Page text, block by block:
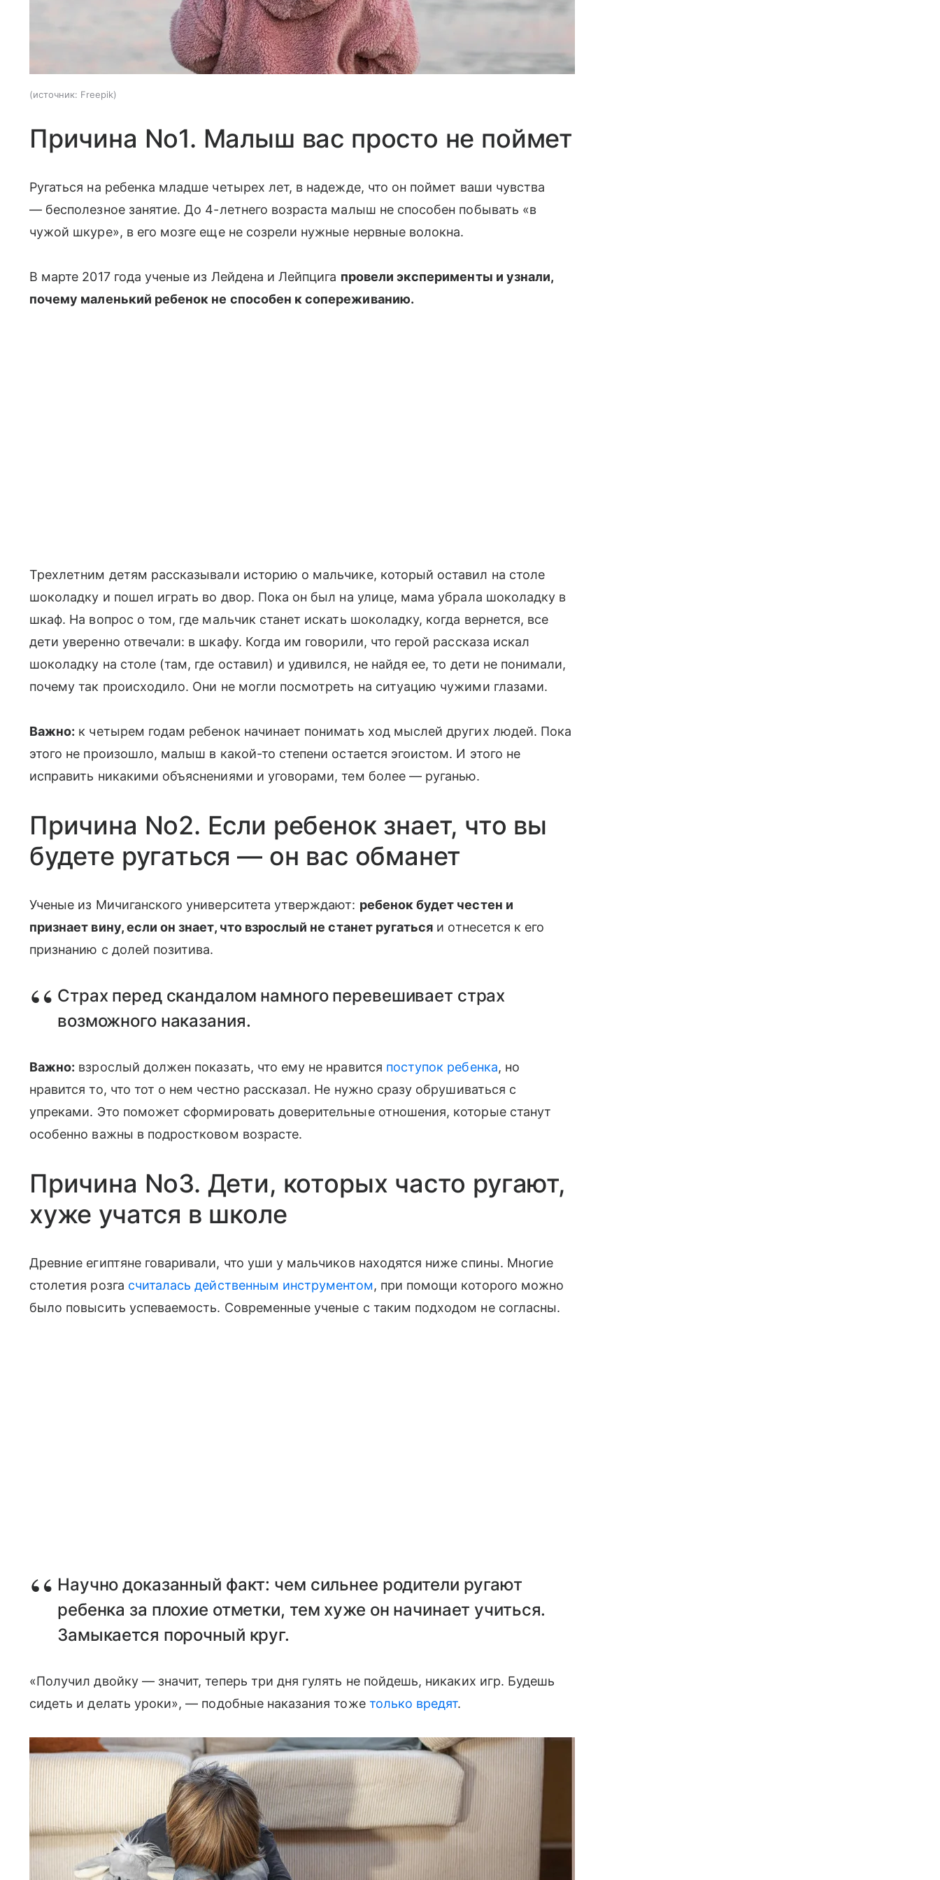
источник: Freepik
Причина No1. Малыш вас просто не поймет
Ругаться на ребенка младше четырех лет, в надежде, что он поймет ваши чувства
— бесполезное занятие. До 4-летнего возраста малыш не способен побывать «в
чужой шкуре», в его мозге еще не созрели нужные нервные волокна.
В марте 2017 года ученые из Лейдена и Лейпцига провели эксперименты и узнали,
почему маленький ребенок не способен к сопереживанию.
Трехлетним детям рассказывали историю о мальчике, который оставил на столе
шоколадку и пошел играть во двор. Пока он был на улице, мама убрала шоколадку в
шкаф. На вопрос о том, где мальчик станет искать шоколадку, когда вернется, все
дети уверенно отвечали: в шкафу. Когда им говорили, что герой рассказа искал
шоколадку на столе (там, где оставил) и удивился, не найдя ее, то дети не понимали,
почему так происходило. Они не могли посмотреть на ситуацию чужими глазами.
Важно: к четырем годам ребенок начинает понимать ход мыслей других людей. Пока
этого не произошло, малыш в какой-то степени остается эгоистом. И этого не
исправить никакими объяснениями и уговорами, тем более — руганью.
Причина No2. Если ребенок знает, что вы
будете ругаться — он вас обманет
Ученые из Мичиганского университета утверждают: ребенок будет честен и
признает вину, если он знает, что взрослый не станет ругаться и отнесется к его
признанию с долей позитива.
Страх перед скандалом намного перевешивает страх
возможного наказания.
Важно: взрослый должен показать, что ему не нравится поступок ребенка, но
нравится то, что тот о нем честно рассказал. Не нужно сразу обрушиваться с
упреками. Это поможет сформировать доверительные отношения, которые станут
особенно важны в подростковом возрасте.
Причина No3. Дети, которых часто ругают,
хуже учатся в школе
Древние египтяне говаривали, что уши у мальчиков находятся ниже спины. Многие
столетия розга считалась действенным инструментом, при помощи которого можно
было повысить успеваемость. Современные ученые с таким подходом не согласны.
Научно доказанный факт: чем сильнее родители ругают
ребенка за плохие отметки, тем хуже он начинает учиться.
Замыкается порочный круг.
«Получил двойку — значит, теперь три дня гулять не пойдешь, никаких игр. Будешь
сидеть и делать уроки», — подобные наказания тоже только вредят.